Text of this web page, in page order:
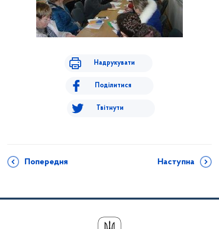
Надрукувати
Поділитися
Твітнути
Попередня Наступна